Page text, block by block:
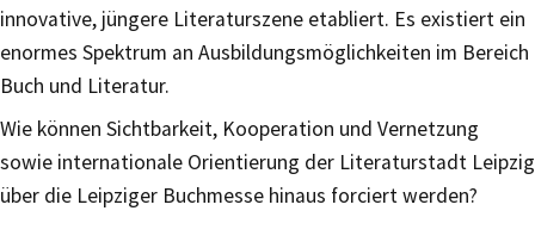
innovative, jüngere Literaturszene etabliert. Es existiert ein
enormes Spektrum an Ausbildungsmöglichkeiten im Bereich
Buch und Literatur.
Wie können Sichtbarkeit, Kooperation und Vernetzung
sowie internationale Orientierung der Literaturstadt Leipzig
über die Leipziger Buchmesse hinaus forciert werden?